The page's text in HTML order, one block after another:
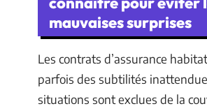
mauvaises surprises
Les contrats d’assurance
parfois des subtilités
situations sont exclues de la